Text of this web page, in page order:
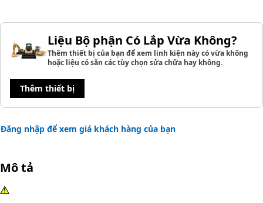
Liệu Bộ phận Có Lắp Vừa Không?
Thêm thiết bị của bạn để xem linh kiện này có vừa không
hoặc liệu có sẵn các tùy chọn sửa chữa hay không.
Thêm thiết bị
Đăng nhập để xem giá khách hàng của bạn
Mô tả